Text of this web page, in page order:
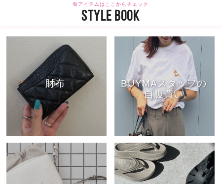
旬アイテムはここからチェック
STYLE BOOK
財布
BUYMAスタッフの
自腹買い